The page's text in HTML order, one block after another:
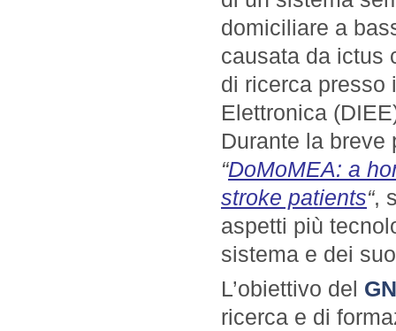
domiciliare a
causata da ictus
di ricerca presso
Elettronica (DIEE
Durante la breve
“DoMoMEA: a
stroke patients“,
aspetti più
sistema e dei
L’obiettivo del
ricerca e di